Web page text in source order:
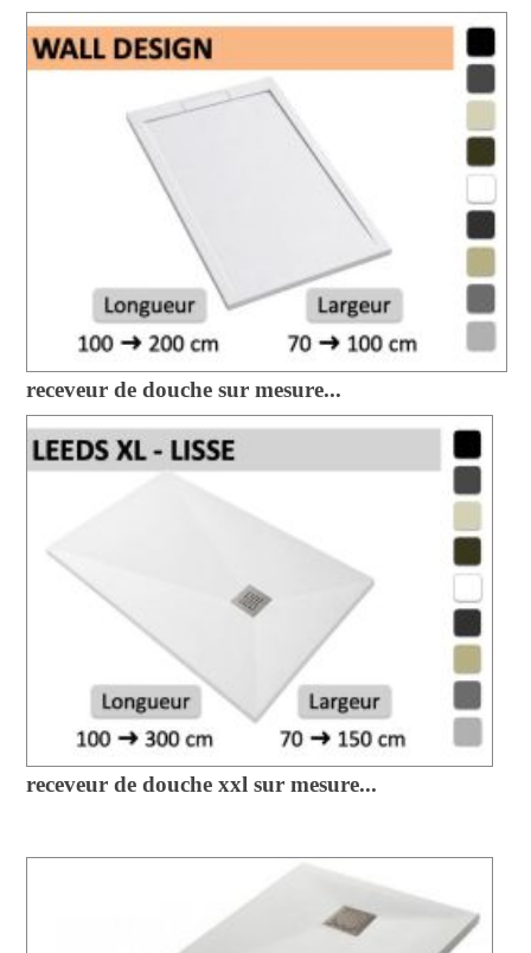
receveur de douche sur mesure...
receveur de douche xxl sur mesure...